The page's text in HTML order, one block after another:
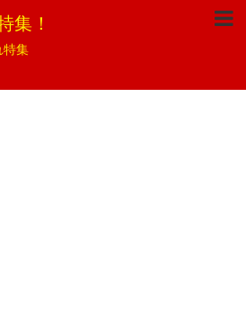
集！
特集